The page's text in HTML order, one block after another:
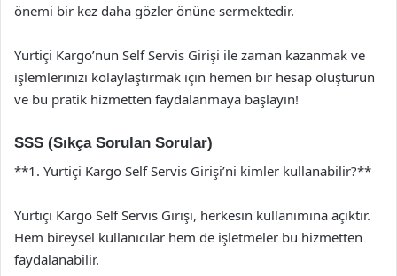
önemi bir kez daha gözler önüne sermektedir.
Yurtiçi Kargo’nun Self Servis Girişi ile zaman kazanmak ve
işlemlerinizi kolaylaştırmak için hemen bir hesap oluşturun
ve bu pratik hizmetten faydalanmaya başlayın!
SSS (Sıkça Sorulan Sorular)
**1. Yurtiçi Kargo Self Servis Girişi’ni kimler kullanabilir?**
Yurtiçi Kargo Self Servis Girişi, herkesin kullanımına açıktır.
Hem bireysel kullanıcılar hem de işletmeler bu hizmetten
faydalanabilir.